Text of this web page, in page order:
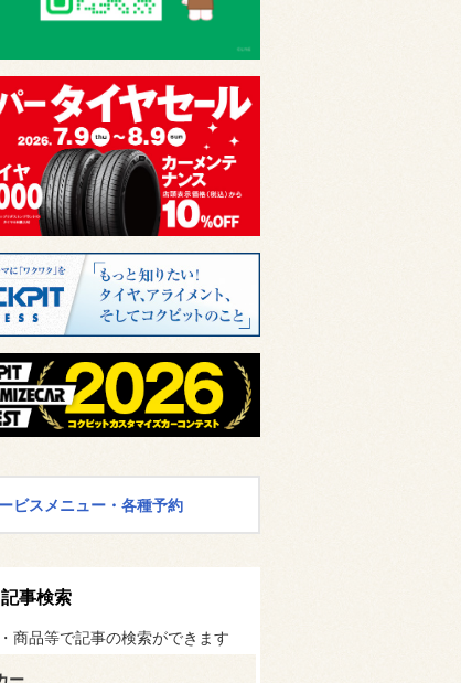
ビスメニュー・各種予約
記事検索
商品等で記事の検索ができます
ー